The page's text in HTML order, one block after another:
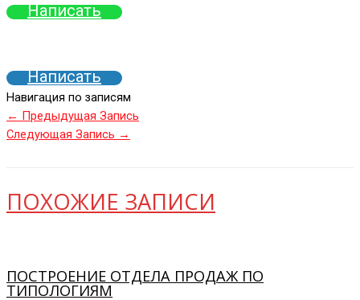
Написать
Написать
Навигация по записям
← Предыдущая Запись
Следующая Запись →
ПОХОЖИЕ ЗАПИСИ
ПОСТРОЕНИЕ ОТДЕЛА ПРОДАЖ ПО
ТИПОЛОГИЯМ